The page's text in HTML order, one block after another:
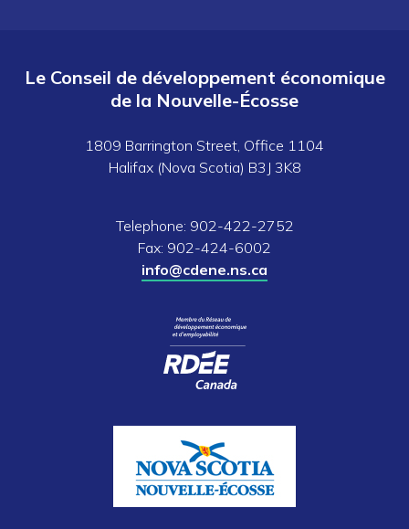
Le Conseil de développement économique
de la Nouvelle-Écosse
1809 Barrington Street, Office 1104
Halifax (Nova Scotia) B3J 3K8
Telephone: 902-422-2752
Fax: 902-424-6002
info@cdene.ns.ca